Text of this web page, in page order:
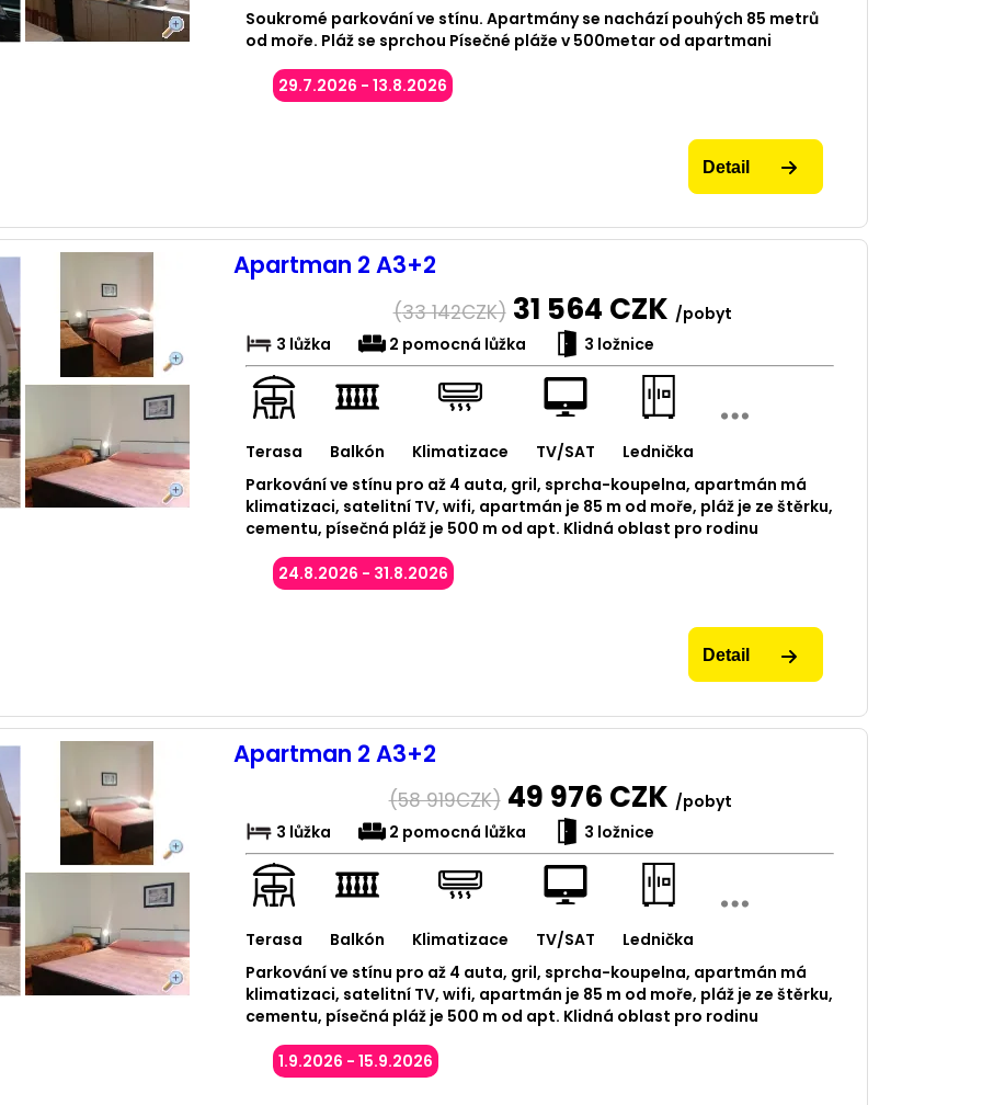
Soukromé parkování ve stínu. Apartmány se nachází pouhých 85 metrů
od moře. Pláž se sprchou Písečné pláže v 500metar od apartmani
29.7.2026 - 13.8.2026
Detail
Apartman 2 A3+2
(33 142CZK) 31 564 CZK /pobyt
3 lůžka
2 pomocná lůžka 3 ložnice
Terasa Balkón Klimatizace TV/SAT
Lednička
Parkování ve stínu pro až 4 auta, gril, sprcha-koupelna, apartmán má
klimatizaci, satelitní TV, wifi, apartmán je 85 m od moře, pláž je ze štěrku,
cementu, písečná pláž je 500 m od apt. Klidná oblast pro rodinu
24.8.2026 - 31.8.2026
Detail
Apartman 2 A3+2
(58 919CZK) 49 976 CZK /pobyt
3 lůžka
2 pomocná lůžka 3 ložnice
Terasa Balkón Klimatizace TV/SAT
Lednička
Parkování ve stínu pro až 4 auta, gril, sprcha-koupelna, apartmán má
klimatizaci, satelitní TV, wifi, apartmán je 85 m od moře, pláž je ze štěrku,
cementu, písečná pláž je 500 m od apt. Klidná oblast pro rodinu
1.9.2026 - 15.9.2026